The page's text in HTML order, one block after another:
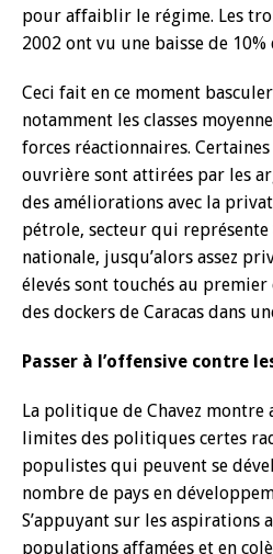
pour affaiblir le régime. Les
2002 ont vu une baisse de 10%
Ceci fait en ce moment
notamment les classes
forces réactionnaires.
ouvrière sont attirées par les
des améliorations avec la
pétrole, secteur qui représente
nationale, jusqu’alors assez
élevés sont touchés au premier
des dockers de Caracas dans
Passer à l’offensive contre
La politique de Chavez montre
limites des politiques certes
populistes qui peuvent se
nombre de pays en
S’appuyant sur les aspirations
populations affamées et en